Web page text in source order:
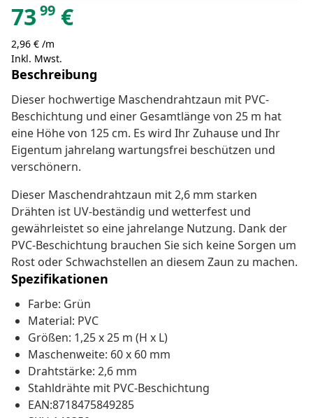
73 99 €
2,96 € /m
Inkl. Mwst.
Beschreibung
Dieser hochwertige Maschendrahtzaun mit PVC-
Beschichtung und einer Gesamtlänge von 25 m hat
eine Höhe von 125 cm. Es wird Ihr Zuhause und Ihr
Eigentum jahrelang wartungsfrei beschützen und
verschönern.
Dieser Maschendrahtzaun mit 2,6 mm starken
Drähten ist UV-beständig und wetterfest und
gewährleistet so eine jahrelange Nutzung. Dank der
PVC-Beschichtung brauchen Sie sich keine Sorgen um
Rost oder Schwachstellen an diesem Zaun zu machen.
Spezifikationen
Farbe: Grün
Material: PVC
Größen: 1,25 x 25 m (H x L)
Maschenweite: 60 x 60 mm
Drahtstärke: 2,6 mm
Stahldrähte mit PVC-Beschichtung
EAN:8718475849285